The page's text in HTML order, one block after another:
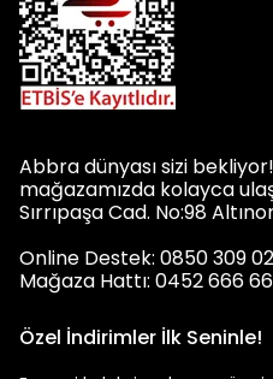
Abbra dünyası sizi
mağazamızda kolayca
Sırrıpaşa Cad. No:98
Online Destek: 0850 309
Mağaza Hattı: 0452 666
Özel İndirimler İlk Seninle!